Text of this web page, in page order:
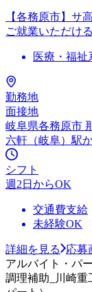
【各務原市】サ
ご就業いただけ
医療・福祉
勤務地
面接地
岐阜県各務原市
六軒（岐阜）駅
シフト
週2日からOK
交通費支給
未経験OK
詳細を見る
応募
アルバイト・パ
調理補助_川崎重